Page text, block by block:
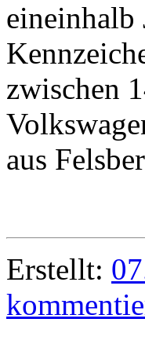
eineinhalb
zwischen
aus
Erstellt: